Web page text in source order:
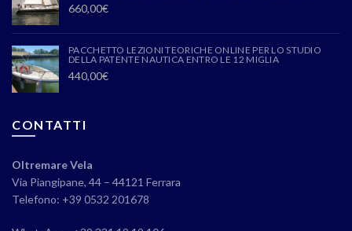
660,00€
PACCHETTO LEZIONI TEORICHE ONLINE PER LO STUDIO
DELLA PATENTE NAUTICA ENTRO LE 12 MIGLIA
440,00€
CONTATTI
Oltremare Vela
Via Piangipane, 44 – 44121 Ferrara
Telefono: +39 0532 201678